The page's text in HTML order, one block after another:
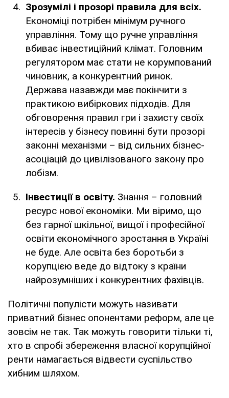
Зрозумілі і прозорі правила для всіх.
Економіці потрібен мінімум ручного
управління. Тому що ручне управління
вбиває інвестиційний клімат. Головним
регулятором має стати не корумпований
чиновник, а конкурентний ринок.
Держава назавжди має покінчити з
практикою вибіркових підходів. Для
обговорення правил гри і захисту своїх
інтересів у бізнесу повинні бути прозорі
законні механізми – від сильних бізнес-
асоціацій до цивілізованого закону про
лобізм.
Інвестиції в освіту. Знання – головний
ресурс нової економіки. Ми віримо, що
без гарної шкільної, вищої і професійної
освіти економічного зростання в Україні
не буде. Але освіта без боротьби з
корупцією веде до відтоку з країни
найрозумніших і конкурентних фахівців.
Політичні популісти можуть називати
приватний бізнес опонентами реформ, але це
зовсім не так. Так можуть говорити тільки ті,
хто в спробі збереження власної корупційної
ренти намагається відвести суспільство
хибним шляхом.